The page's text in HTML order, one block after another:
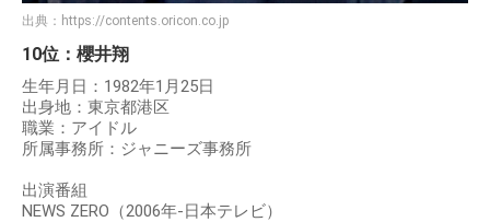
出典： https://contents.oricon.co.jp
10位：櫻井翔
生年月日：1982年1月25日
出身地：東京都港区
職業：アイドル
所属事務所：ジャニーズ事務所
出演番組
NEWS ZERO（2006年-日本テレビ）